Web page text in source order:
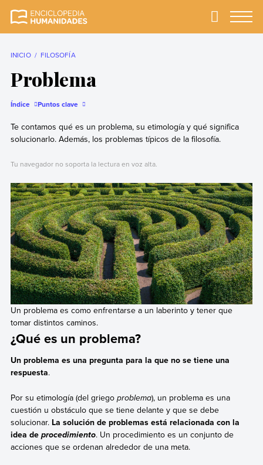
completa y más
Primary
INICIO FILOSOFÍA
Problema
Índice Puntos clave
Te contamos qué es un problema, su etimología y qué significa
solucionarlo. Además, los problemas típicos de la filosofía.
Tu navegador no soporta la lectura en voz alta.
Un problema es como enfrentarse a un laberinto y tener que
tomar distintos caminos.
¿Qué es un problema?
Un problema es una pregunta para la que no se tiene una
respuesta.
Por su etimología (del griego problema), un problema es una
cuestión u obstáculo que se tiene delante y que se debe
solucionar. La solución de problemas está relacionada con la
idea de procedimiento. Un procedimiento es un conjunto de
acciones que se ordenan alrededor de una meta.